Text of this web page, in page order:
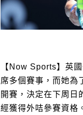
【Now Sports】英
席多個賽事，而她為
開賽，決定在下周日
經獲得外咭參賽資格